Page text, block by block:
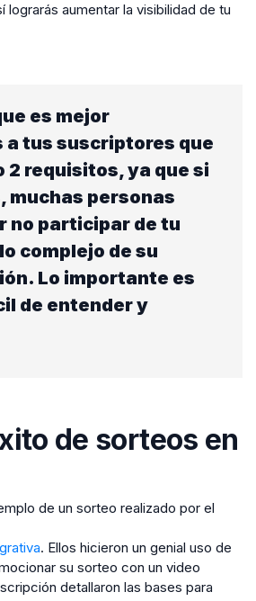
lograrás aumentar la visibilidad de tu
es mejor
tus suscriptores que
2 requisitos, ya que si
muchas personas
no participar de tu
complejo de su
Lo importante es
de entender y
de sorteos en
de un sorteo realizado por el
. Ellos hicieron un genial uso de
su sorteo con un video
detallaron las bases para